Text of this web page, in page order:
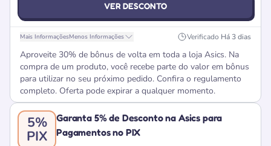
VER DESCONTO
Mais InformaçõesMenos Informações Verificado Há 3 dias
Aproveite 30% de bônus de volta em toda a loja Asics. Na
compra de um produto, você recebe parte do valor em bônus
para utilizar no seu próximo pedido. Confira o regulamento
completo. Oferta pode expirar a qualquer momento.
5%
PIX
Garanta 5% de Desconto na Asics para
Pagamentos no PIX